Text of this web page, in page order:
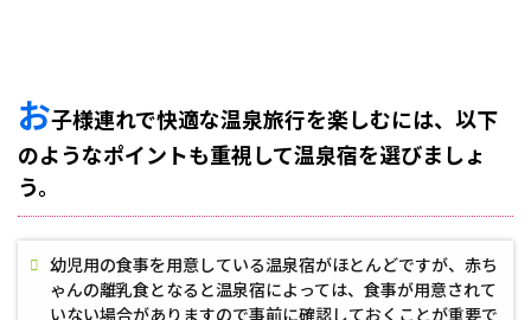
シー
ドホ
ル
海の
四
季】
お子様連れで快適な温泉旅行を楽しむには、以下
のようなポイントも重視して温泉宿を選びましょ
う。
幼児用の食事を用意している温泉宿がほとんどですが、赤ち
ゃんの離乳食となると温泉宿によっては、食事が用意されて
いない場合がありますので事前に確認しておくことが重要で